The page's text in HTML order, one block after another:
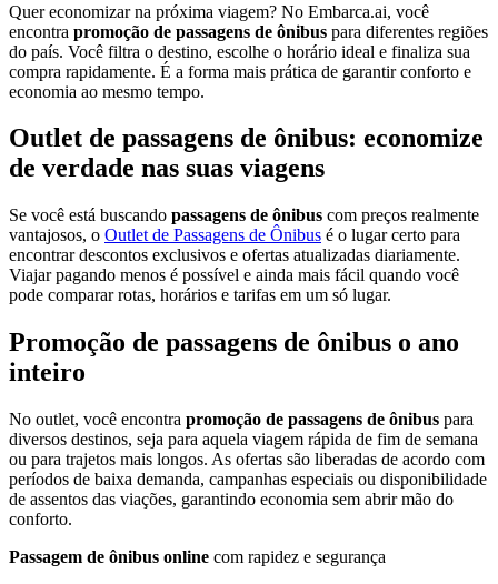
Quer economizar na próxima viagem? No Embarca.ai, você
encontra promoção de passagens de ônibus para diferentes regiões
do país. Você filtra o destino, escolhe o horário ideal e finaliza sua
compra rapidamente. É a forma mais prática de garantir conforto e
economia ao mesmo tempo.
Outlet de passagens de ônibus: economize
de verdade nas suas viagens
Se você está buscando passagens de ônibus com preços realmente
vantajosos, o Outlet de Passagens de Ônibus é o lugar certo para
encontrar descontos exclusivos e ofertas atualizadas diariamente.
Viajar pagando menos é possível e ainda mais fácil quando você
pode comparar rotas, horários e tarifas em um só lugar.
Promoção de passagens de ônibus o ano
inteiro
No outlet, você encontra promoção de passagens de ônibus para
diversos destinos, seja para aquela viagem rápida de fim de semana
ou para trajetos mais longos. As ofertas são liberadas de acordo com
períodos de baixa demanda, campanhas especiais ou disponibilidade
de assentos das viações, garantindo economia sem abrir mão do
conforto.
Passagem de ônibus online com rapidez e segurança